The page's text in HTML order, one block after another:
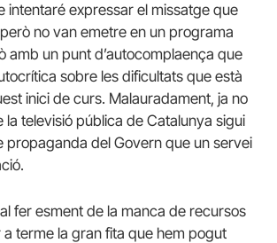
intentaré expressar el missatge que
no van emetre en un programa
amb un punt d’autocomplaença que
sobre les dificultats que està
inici de curs. Malauradament, ja no
la televisió pública de Catalunya sigui
propaganda del Govern que un servei
fer esment de la manca de recursos
terme la gran fita que hem pogut